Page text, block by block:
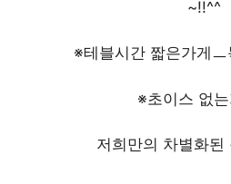
~!!^^
※테블시간 짧은가게
※초이스 없
저희만의 차별화된